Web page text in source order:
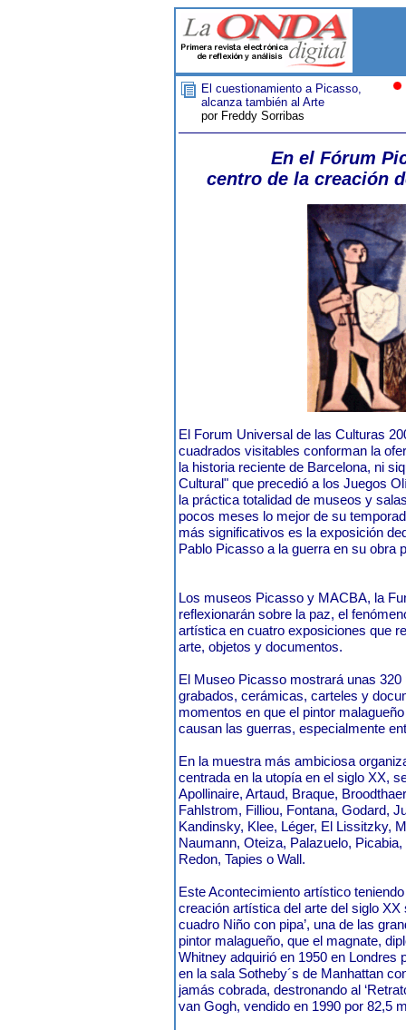
El cuestionamiento a Picasso,
alcanza también al Arte
por Freddy Sorribas
En el Fórum
centro de la creación
El Forum Universal de las Culturas
cuadrados visitables conforman la
la historia reciente de Barcelona, ni
Cultural" que precedió a los Juegos
la práctica totalidad de museos y
pocos meses lo mejor de su
más significativos es la exposición
Pablo Picasso a la guerra en su obra
Los museos Picasso y MACBA, la
reflexionarán sobre la paz, el
artística en cuatro exposiciones que
arte, objetos y documentos.
El Museo Picasso mostrará unas
grabados, cerámicas, carteles y
momentos en que el pintor
causan las guerras, especialmente
En la muestra más ambiciosa
centrada en la utopía en el siglo XX,
Apollinaire, Artaud, Braque,
Fahlstrom, Filliou, Fontana, Godard,
Kandinsky, Klee, Léger, El Lissitzky,
Naumann, Oteiza, Palazuelo,
Redon, Tapies o Wall.
Este Acontecimiento artístico
creación artística del arte del siglo
cuadro Niño con pipa’, una de las
pintor malagueño, que el magnate,
Whitney adquirió en 1950 en Londres
en la sala Sotheby´s de Manhattan
jamás cobrada, destronando al
van Gogh, vendido en 1990 por 82,5